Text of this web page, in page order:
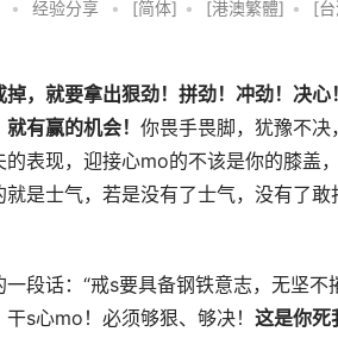
• 经验分享 • [简体] • [港澳繁體] •
[
，就要拿出狠劲！拼劲！冲劲！决
有赢的机会！ 你畏手畏脚，犹豫不
表现，迎接心mo的不该是你的膝盖
就是士气，若是没有了士气，没有了
一段话：“戒s要具备钢铁意志，无坚不
s心mo！必须够狠、够决！ 这是你死